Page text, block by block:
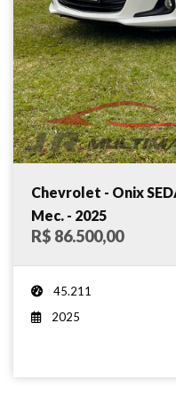
Chevrolet - Onix
Mec. - 2025
R$ 86.500,00
45.211
2025